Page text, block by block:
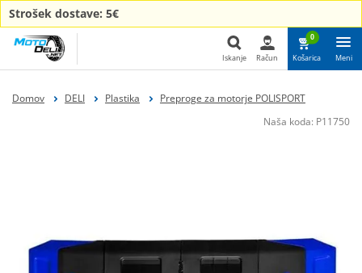
Strošek dostave: 5€
Iskanje
Iskanje Račun
0
Košarica Meni
Domov DELI Plastika
Preproge za motorje POLISPORT
Naša koda: P11750